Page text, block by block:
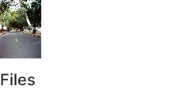
Files